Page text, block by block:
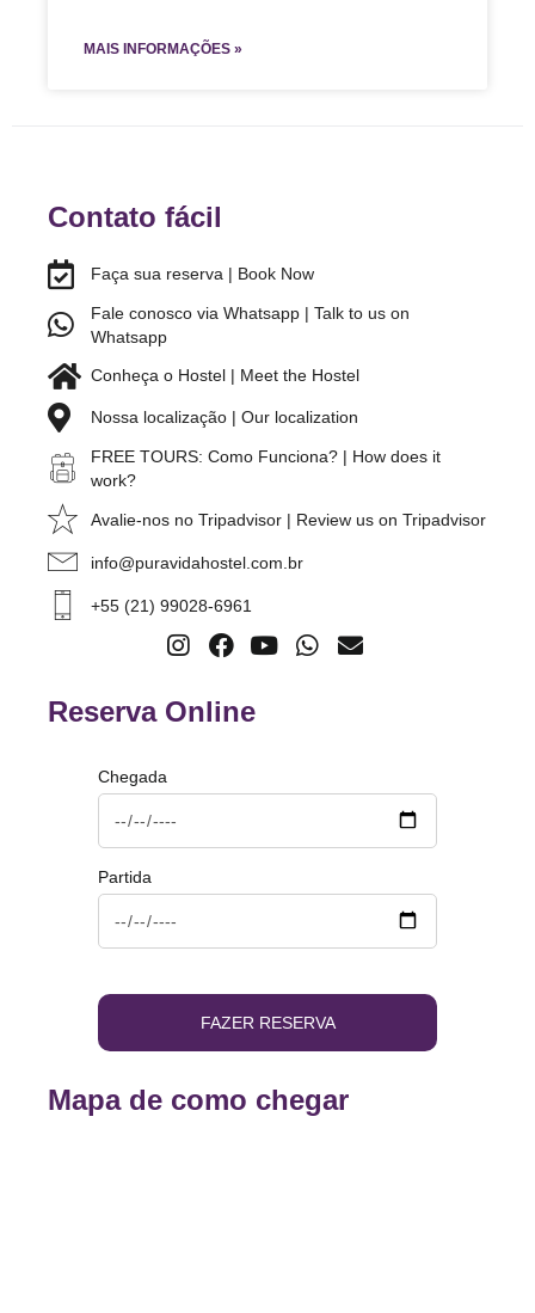
MAIS INFORMAÇÕES »
Contato fácil
Faça sua reserva | Book Now
Fale conosco via Whatsapp | Talk to us on
Whatsapp
Conheça o Hostel | Meet the Hostel
Nossa localização | Our localization
FREE TOURS: Como Funciona? | How does it
work?
Avalie-nos no Tripadvisor | Review us on Tripadvisor
info@puravidahostel.com.br
+55 (21) 99028-6961
Reserva Online
Chegada
Partida
FAZER RESERVA
Mapa de como chegar